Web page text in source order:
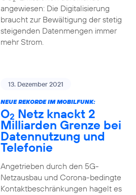
angewiesen: Die Digitalisierung
braucht zur Bewältigung der stetig
steigenden Datenmengen immer
mehr Strom.
13. Dezember 2021
NEUE REKORDE IM MOBILFUNK:
O2 Netz knackt 2
Milliarden Grenze bei
Datennutzung und
Telefonie
Angetrieben durch den 5G-
Netzausbau und Corona-bedingte
Kontaktbeschränkungen hagelt es